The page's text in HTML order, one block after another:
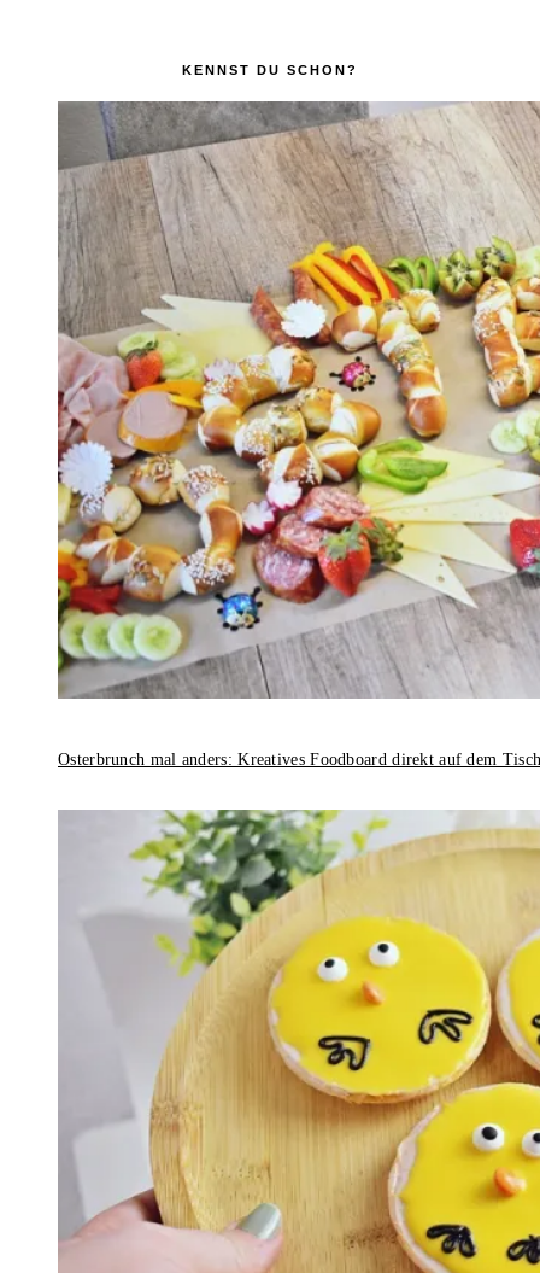
KENNST DU SCHON?
Osterbrunch mal anders: Kreatives Foodboard direkt auf dem